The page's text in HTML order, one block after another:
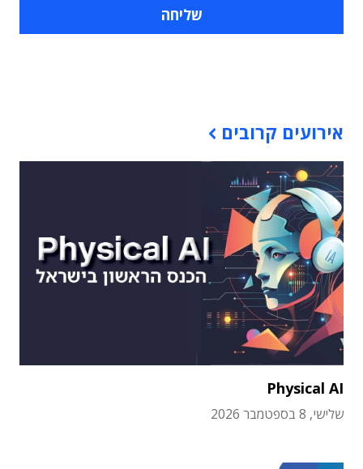
אירועים קרובים
Physical AI
שלישי, 8 בספטמבר 2026